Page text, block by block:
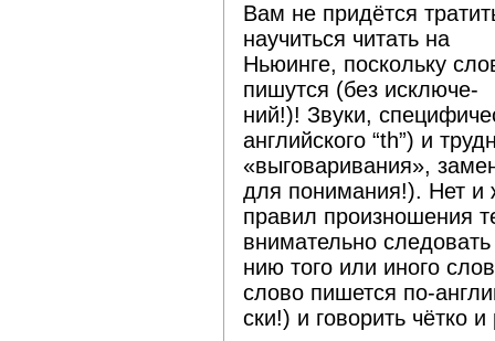
Вам не придётся
научиться читать на
Ньюинге, поскольку
пишутся (без исключе-
ний!)! Звуки,
английского “th”) и
«выговаривания»,
для понимания!). Нет и
правил произношения
внимательно
нию того или иного
слово пишется по-
ски!) и говорить чётко